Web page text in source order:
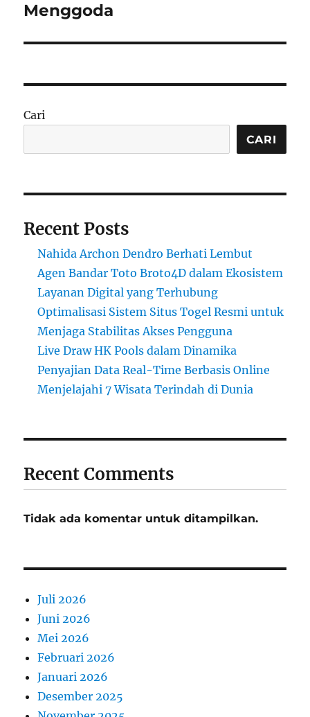
Menggoda
Cari
CARI
Recent Posts
Nahida Archon Dendro Berhati Lembut
Agen Bandar Toto Broto4D dalam Ekosistem
Layanan Digital yang Terhubung
Optimalisasi Sistem Situs Togel Resmi untuk
Menjaga Stabilitas Akses Pengguna
Live Draw HK Pools dalam Dinamika
Penyajian Data Real-Time Berbasis Online
Menjelajahi 7 Wisata Terindah di Dunia
Recent Comments
Tidak ada komentar untuk ditampilkan.
Juli 2026
Juni 2026
Mei 2026
Februari 2026
Januari 2026
Desember 2025